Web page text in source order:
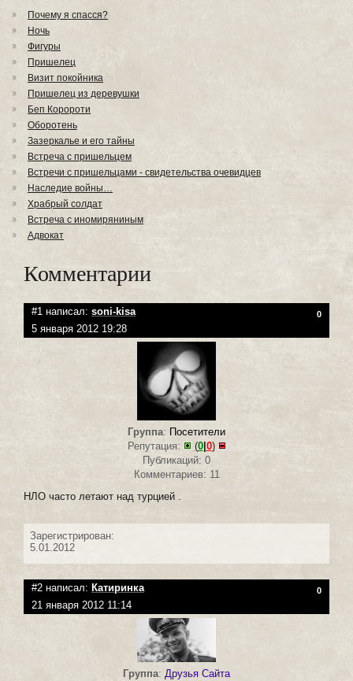
Почему я спасся?
Ночь
Фигуры
Пришелец
Визит покойника
Пришелец из деревушки
Беп Коророти
Оборотень
Зазеркалье и его тайны
Встреча с пришельцем
Встречи с пришельцами - свидетельства очевидцев
Наследие войны…
Храбрый солдат
Встреча с иномиряниным
Адвокат
Комментарии
#1 написал: soni-kisa 0
5 января 2012 19:28
Группа: Посетители
Репутация:
(0| 0)
Публикаций: 0
Комментариев: 11
НЛО часто летают над турцией .
Зарегистрирован:
5.01.2012
#2 написал: Катиринка 0
21 января 2012 11:14
Группа: Друзья Сайта